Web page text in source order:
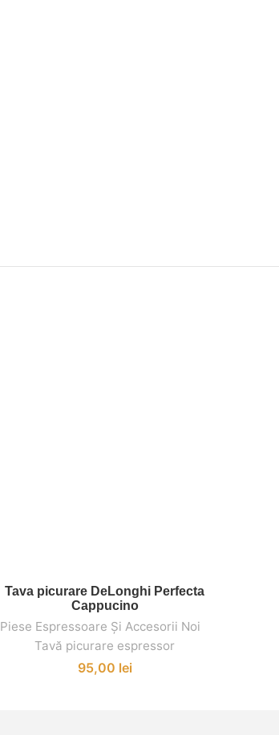
ADAUGĂ ÎN COȘ
Tava picurare DeLonghi Perfecta
Cappucino
Piese Espressoare Și Accesorii Noi
Tavă picurare espressor
95,00 lei